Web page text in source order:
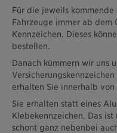
Für die jeweils
Fahrzeuge immer ab dem
Kennzeichen. Dieses
bestellen.
Danach kümmern wir uns
erhalten Sie innerhalb
Sie erhalten statt eines
Klebekennzeichen. Das
schont ganz nebenbei